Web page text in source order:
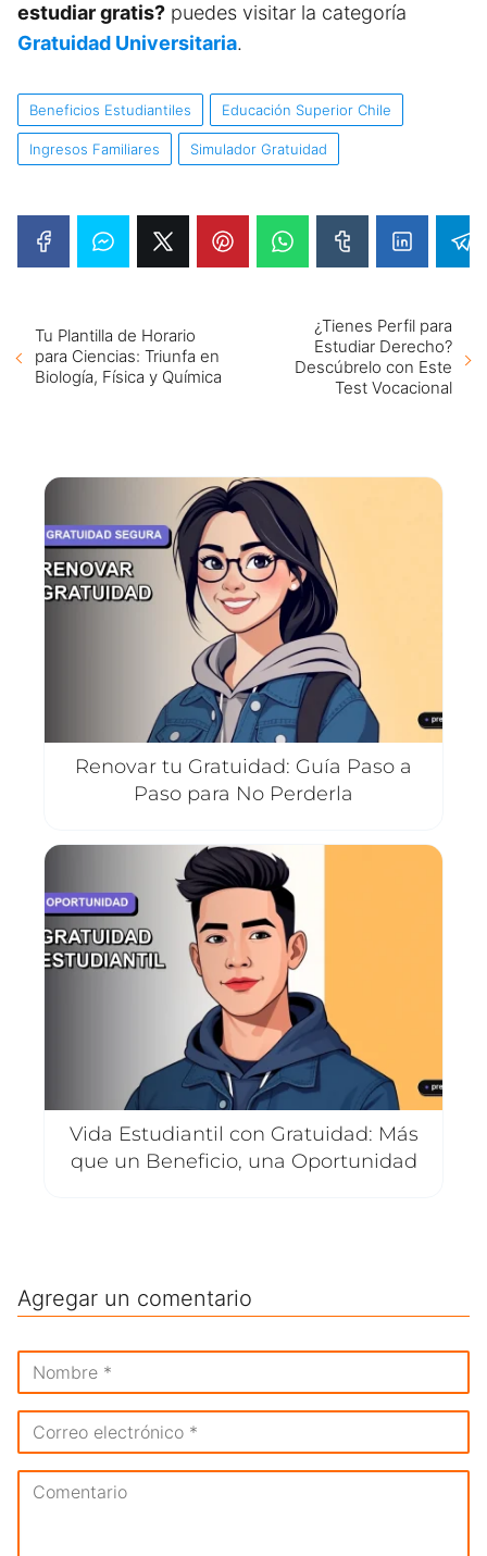
estudiar gratis? puedes visitar la categoría
Gratuidad Universitaria.
Beneficios Estudiantiles Educación Superior Chile
Ingresos Familiares Simulador Gratuidad
Tu Plantilla de Horario
para Ciencias: Triunfa en
Biología, Física y Química
¿Tienes Perfil para
Estudiar Derecho?
Descúbrelo con Este
Test Vocacional
Renovar tu Gratuidad: Guía Paso a
Paso para No Perderla
Vida Estudiantil con Gratuidad: Más
que un Beneficio, una Oportunidad
Agregar un comentario